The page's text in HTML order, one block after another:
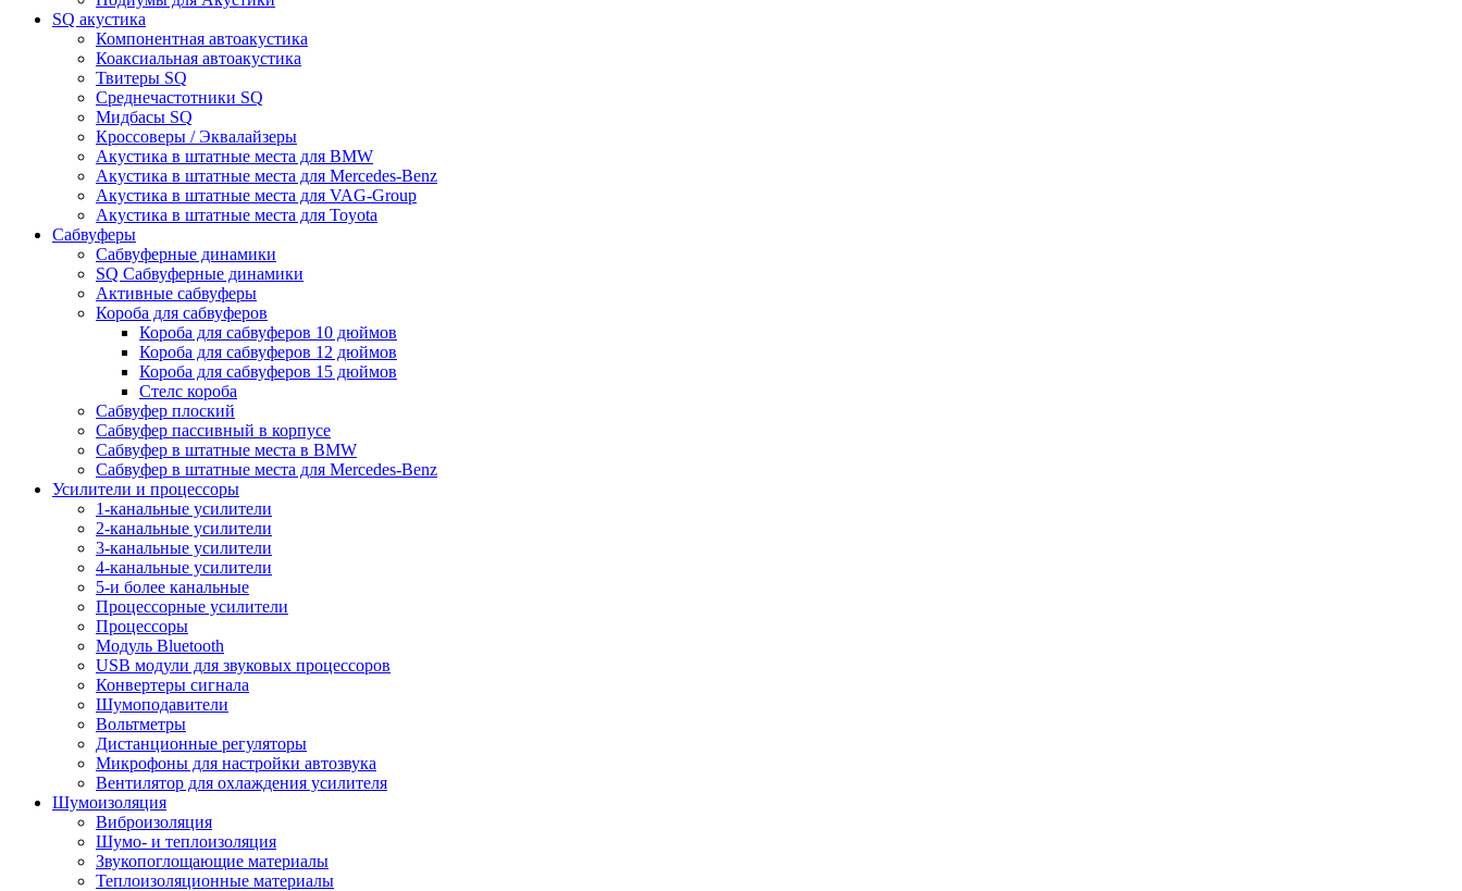
SQ акустика
Компонентная автоакустика
Коаксиальная автоакустика
Твитеры SQ
Среднечастотники SQ
Мидбасы SQ
Кроссоверы / Эквалайзеры
Акустика в штатные места для BMW
Акустика в штатные места для Mercedes-Benz
Акустика в штатные места для VAG-Group
Акустика в штатные места для Toyota
Сабвуферы
Сабвуферные динамики
SQ Сабвуферные динамики
Активные сабвуферы
Короба для сабвуферов
Короба для сабвуферов 10 дюймов
Короба для сабвуферов 12 дюймов
Короба для сабвуферов 15 дюймов
Стелс короба
Cабвуфер плоский
Сабвуфер пассивный в корпусе
Сабвуфер в штатные места в BMW
Сабвуфер в штатные места для Mercedes-Benz
Усилители и процессоры
1-канальные усилители
2-канальные усилители
3-канальные усилители
4-канальные усилители
5-и более канальные
Процессорные усилители
Процессоры
Модуль Bluetooth
USB модули для звуковых процессоров
Конвертеры сигнала
Шумоподавители
Вольтметры
Дистанционные регуляторы
Микрофоны для настройки автозвука
Вентилятор для охлаждения усилителя
Шумоизоляция
Виброизоляция
Шумо- и теплоизоляция
Звукопоглощающие материалы
Теплоизоляционные материалы